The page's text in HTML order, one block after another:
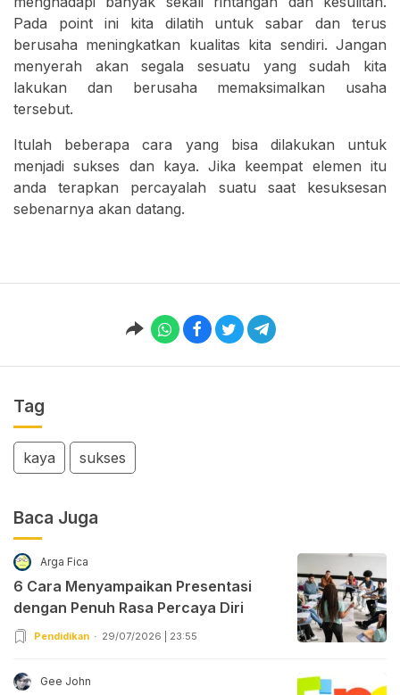
Pada point ini kita dilatih untuk sabar dan terus
berusaha meningkatkan kualitas kita sendiri. Jangan
menyerah akan segala sesuatu yang sudah kita
lakukan dan berusaha memaksimalkan usaha
tersebut.
Itulah beberapa cara yang bisa dilakukan untuk
menjadi sukses dan kaya. Jika keempat elemen itu
anda terapkan percayalah suatu saat kesuksesan
sebenarnya akan datang.
Tag
kaya sukses
Baca Juga
Arga Fica
6 Cara Menyampaikan Presentasi
dengan Penuh Rasa Percaya Diri
Pendidikan 29/07/2026 | 23:55
Gee John